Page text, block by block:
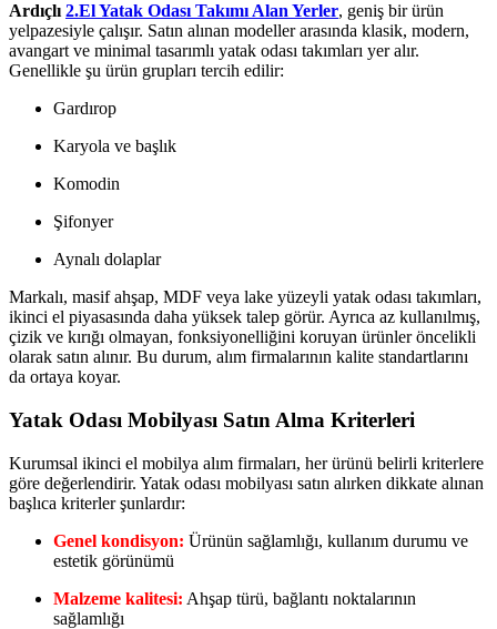
Ardıçlı 2.El Yatak Odası Takımı Alan Yerler, geniş bir ürün
yelpazesiyle çalışır. Satın alınan modeller arasında klasik, modern,
avangart ve minimal tasarımlı yatak odası takımları yer alır.
Genellikle şu ürün grupları tercih edilir:
Gardırop
Karyola ve başlık
Komodin
Şifonyer
Aynalı dolaplar
Markalı, masif ahşap, MDF veya lake yüzeyli yatak odası takımları,
ikinci el piyasasında daha yüksek talep görür. Ayrıca az kullanılmış,
çizik ve kırığı olmayan, fonksiyonelliğini koruyan ürünler öncelikli
olarak satın alınır. Bu durum, alım firmalarının kalite standartlarını
da ortaya koyar.
Yatak Odası Mobilyası Satın Alma Kriterleri
Kurumsal ikinci el mobilya alım firmaları, her ürünü belirli kriterlere
göre değerlendirir. Yatak odası mobilyası satın alırken dikkate alınan
başlıca kriterler şunlardır:
Genel kondisyon: Ürünün sağlamlığı, kullanım durumu ve
estetik görünümü
Malzeme kalitesi: Ahşap türü, bağlantı noktalarının
sağlamlığı